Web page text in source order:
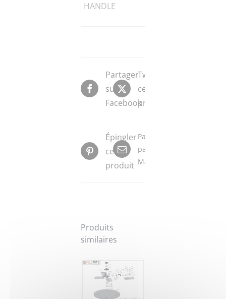
HANDLE
Partager
sur
Facebook
Tweeter
ce
produit
Épingler
ce
produit
Partager
par
Mail
Produits
similaires